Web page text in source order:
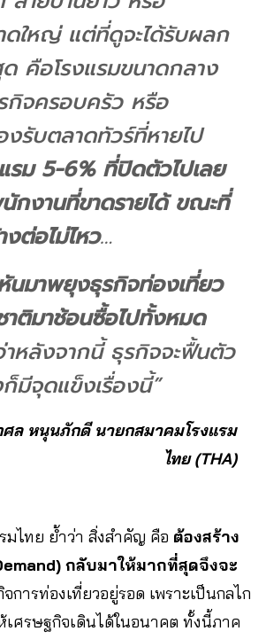
ดใหญ่ แต่ที่ดูจะได้รับผลก
คือโรงแรมขนาดกลาง
กิจครอบครัว หรือ
งรับตลาดทัวร์ที่หายไป
รม 5-6% ที่ปิดตัวไปเลย
งานที่ขาดรายได้ ขณะที่
งต่อไม่ไหว…
นมาพยุงธุรกิจท่องเที่ยว
าติมาช้อนซื้อไปทั้งหมด
าหลังจากนี้ ธุรกิจจะฟื้นตัว
ก็มีจุดแข็งเรื่องนี้”
ศล หนุนภักดี นายกสมาคมโรงแรม
ไทย (THA)
มไทย ย้ำว่า สิ่งสำคัญ คือ ต้องสร้าง
กลับมาให้มากที่สุดจึงจะ
การท่องเที่ยวอยู่รอด เพราะเป็นกลไก
เศรษฐกิจเดินได้ในอนาคต ทั้งนี้ภาค